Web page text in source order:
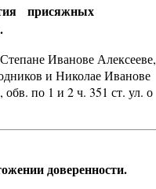
присяжных
Иванове Алексееве,
и Николае Иванове
по 1 и 2 ч. 351 ст. ул. о
доверенности.